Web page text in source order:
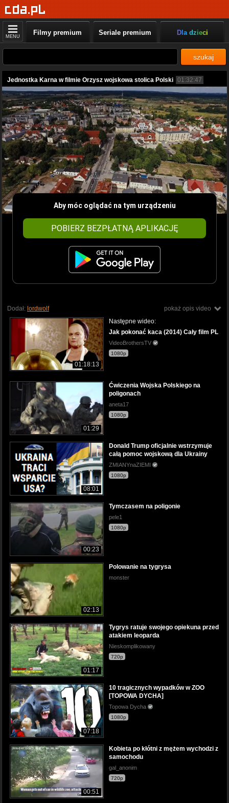
MENU Filmy premium Seriale premium Dla dzieci
szukaj
Jednostka Karna w filmie Orzysz wojskowa stolica Polski 01:32:47
Aby móc oglądać na tym urządzeniu
POBIERZ BEZPŁATNĄ APLIKACJĘ
pokaż opis video
Dodał: lordwolf
01:18:13
Następne wideo:
Jak pokonać kaca (2014) Cały film PL
VideoBrothersTV
1080p
01:29
Ćwiczenia Wojska Polskiego na
poligonach
aneta17
1080p
08:01
Donald Trump oficjalnie wstrzymuje
całą pomoc wojskową dla Ukrainy
ZMIANYnaZIEMI
1080p
00:23
Tymczasem na poligonie
pele1
1080p
02:13
Polowanie na tygrysa
monster
01:17
Tygrys ratuje swojego opiekuna przed
atakiem leoparda
Nieskomplikowany
720p
07:18
10 tragicznych wypadków w ZOO
[TOPOWA DYCHA]
Topowa Dycha
1080p
00:51
Kobieta po kłótni z mężem wychodzi z
samochodu
gal_anonim
720p